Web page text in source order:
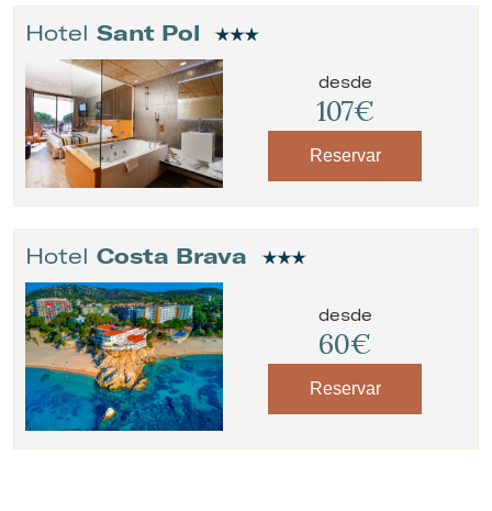
Hotel Sant Pol
desde
107€
Reservar
Hotel Costa Brava
desde
60€
Reservar